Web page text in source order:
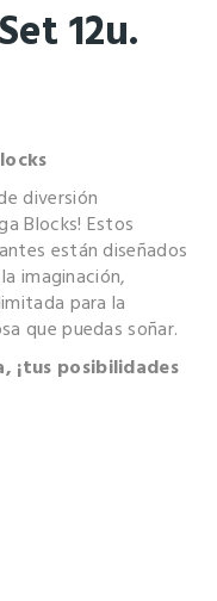
12u.
diversión
Blocks! Estos
están diseñados
imaginación,
para la
que puedas soñar.
¡tus posibilidades